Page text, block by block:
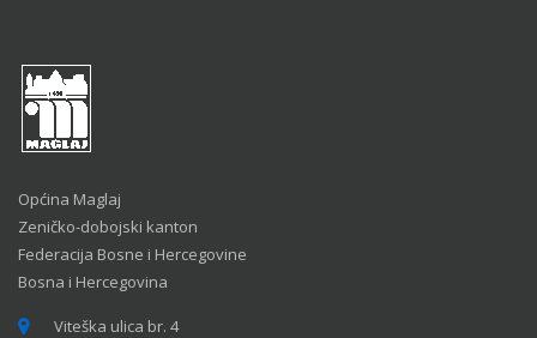
Općina Maglaj
Zeničko-dobojski kanton
Federacija Bosne i Hercegovine
Bosna i Hercegovina
Viteška ulica br. 4